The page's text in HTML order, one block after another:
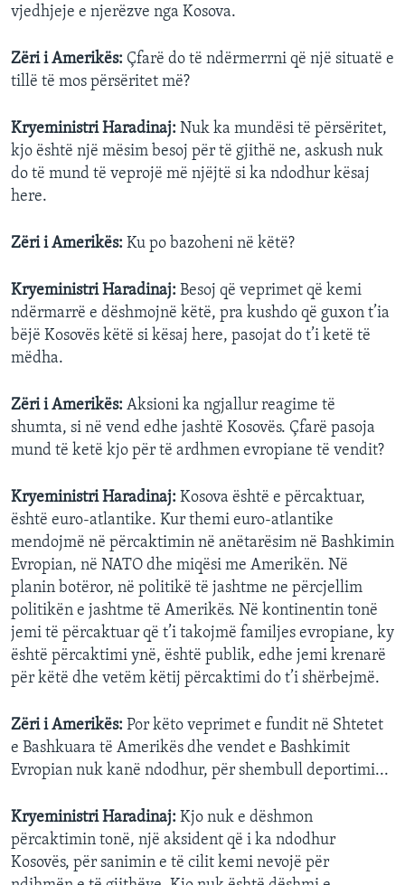
vjedhjeje e njerëzve nga Kosova.
Zëri i Amerikës: Çfarë do të ndërmerrni që një situatë e
tillë të mos përsëritet më?
Kryeministri Haradinaj: Nuk ka mundësi të përsëritet,
kjo është një mësim besoj për të gjithë ne, askush nuk
do të mund të veprojë më njëjtë si ka ndodhur kësaj
here.
Zëri i Amerikës: Ku po bazoheni në këtë?
Kryeministri Haradinaj: Besoj që veprimet që kemi
ndërmarrë e dëshmojnë këtë, pra kushdo që guxon t’ia
bëjë Kosovës këtë si kësaj here, pasojat do t’i ketë të
mëdha.
Zëri i Amerikës: Aksioni ka ngjallur reagime të
shumta, si në vend edhe jashtë Kosovës. Çfarë pasoja
mund të ketë kjo për të ardhmen evropiane të vendit?
Kryeministri Haradinaj: Kosova është e përcaktuar,
është euro-atlantike. Kur themi euro-atlantike
mendojmë në përcaktimin në anëtarësim në Bashkimin
Evropian, në NATO dhe miqësi me Amerikën. Në
planin botëror, në politikë të jashtme ne përcjellim
politikën e jashtme të Amerikës. Në kontinentin tonë
jemi të përcaktuar që t’i takojmë familjes evropiane, ky
është përcaktimi ynë, është publik, edhe jemi krenarë
për këtë dhe vetëm këtij përcaktimi do t’i shërbejmë.
Zëri i Amerikës: Por këto veprimet e fundit në Shtetet
e Bashkuara të Amerikës dhe vendet e Bashkimit
Evropian nuk kanë ndodhur, për shembull deportimi...
Kryeministri Haradinaj: Kjo nuk e dëshmon
përcaktimin tonë, një aksident që i ka ndodhur
Kosovës, për sanimin e të cilit kemi nevojë për